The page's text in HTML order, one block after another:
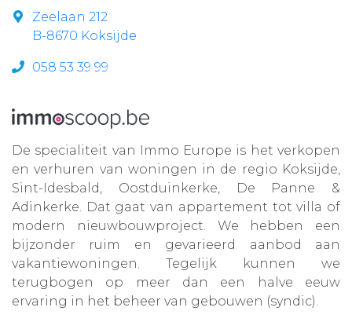
Zeelaan 212
B-8670 Koksijde
058 53 39 99
De specialiteit van Immo Europe is het verkopen
en verhuren van woningen in de regio Koksijde,
Sint-Idesbald, Oostduinkerke, De Panne &
Adinkerke. Dat gaat van appartement tot villa of
modern nieuwbouwproject. We hebben een
bijzonder ruim en gevarieerd aanbod aan
vakantiewoningen. Tegelijk kunnen we
terugbogen op meer dan een halve eeuw
ervaring in het beheer van gebouwen (syndic).